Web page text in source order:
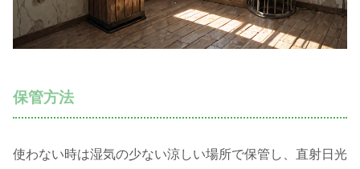
保管方法
使わない時は湿気の少ない涼しい場所で保管し、直射日光